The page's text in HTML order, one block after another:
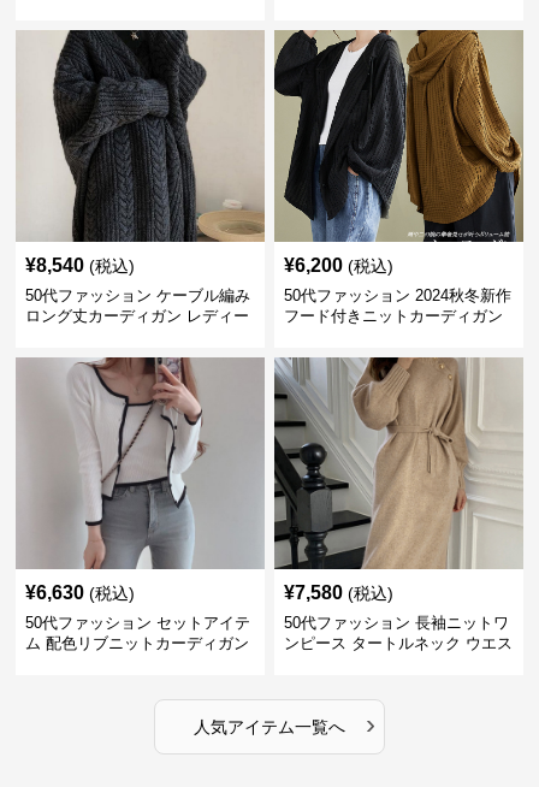
¥8,540 (税込)
50代ファッション ケーブル編み
ロング丈カーディガン レディー
¥6,200 (税込)
50代ファッション 2024秋冬新作
フード付きニットカーディガン
¥6,630 (税込)
50代ファッション セットアイテ
ム 配色リブニットカーディガン
¥7,580 (税込)
50代ファッション 長袖ニットワ
ンピース タートルネック ウエス
人気アイテム一覧へ ›